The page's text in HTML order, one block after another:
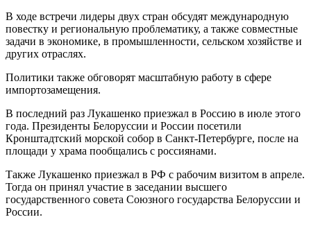
В ходе встречи лидеры двух стран обсудят международную
повестку и региональную проблематику, а также совместные
задачи в экономике, в промышленности, сельском хозяйстве и
других отраслях.
Политики также обговорят масштабную работу в сфере
импортозамещения.
В последний раз Лукашенко приезжал в Россию в июле этого
года. Президенты Белоруссии и России посетили
Кронштадтский морской собор в Санкт-Петербурге, после на
площади у храма пообщались с россиянами.
Также Лукашенко приезжал в РФ с рабочим визитом в апреле.
Тогда он принял участие в заседании высшего
государственного совета Союзного государства Белоруссии и
России.